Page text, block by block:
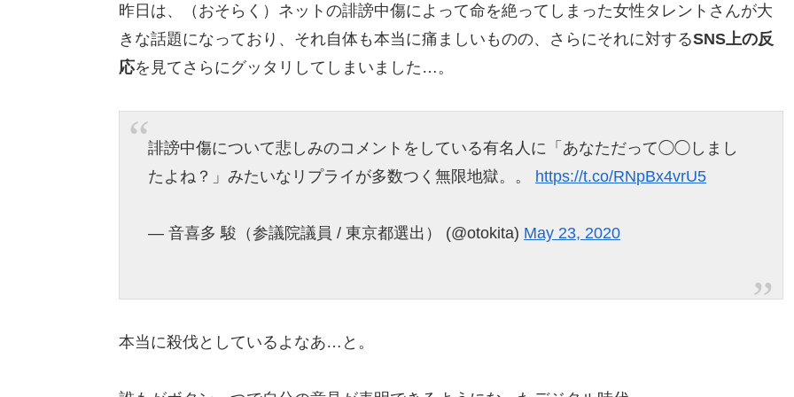
昨日は、（おそらく）ネットの誹謗中傷によって命を絶ってしまった女性タレントさんが大
きな話題になっており、それ自体も本当に痛ましいものの、さらにそれに対するSNS上の反
応を見てさらにグッタリしてしまいました…。
誹謗中傷について悲しみのコメントをしている有名人に「あなただって◯◯しまし
たよね？」みたいなリプライが多数つく無限地獄。。 https://t.co/RNpBx4vrU5
— 音喜多 駿（参議院議員 / 東京都選出） (@otokita) May 23, 2020
本当に殺伐としているよなあ…と。